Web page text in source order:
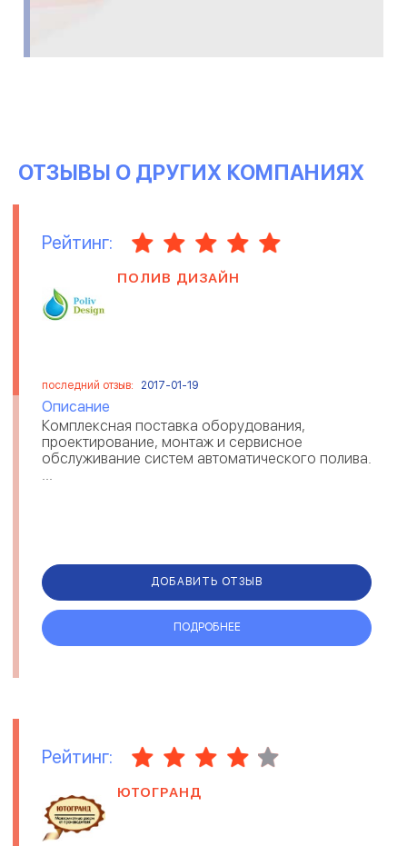
ОТЗЫВЫ О ДРУГИХ КОМПАНИЯХ
Рейтинг:
ПОЛИВ ДИЗАЙН
последний отзыв: 2017-01-19
Описание
Комплексная поставка оборудования,
проектирование, монтаж и сервисное
обслуживание систем автоматического полива.
ДОБАВИТЬ ОТЗЫВ
ПОДРОБНЕЕ
Рейтинг:
ЮТОГРАНД